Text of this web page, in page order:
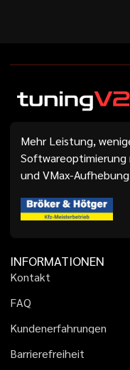
Mehr Leistung,
Softwareoptimierung
und VMax-
INFORMATIONEN
Kontakt
FAQ
Kundenerfahrungen
Barrierefreiheit